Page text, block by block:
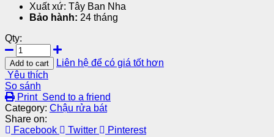
Xuất xứ: Tây Ban Nha
Bảo hành: 24 tháng
Qty:
Add to cart
Liên hệ để có giá tốt hơn
Yêu thích
So sánh
Print Send to a friend
Category: Chậu rửa bát
Share on:
Facebook
Twitter
Pinterest